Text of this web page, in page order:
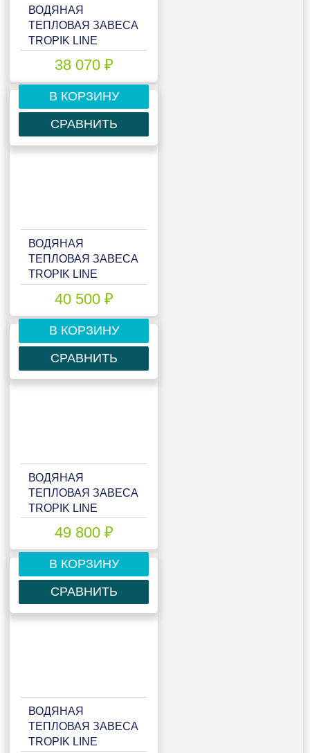
ВОДЯНАЯ
ТЕПЛОВАЯ ЗАВЕСА
TROPIK LINE
38 070 ₽
В КОРЗИНУ
СРАВНИТЬ
ВОДЯНАЯ
ТЕПЛОВАЯ ЗАВЕСА
TROPIK LINE
40 500 ₽
В КОРЗИНУ
СРАВНИТЬ
ВОДЯНАЯ
ТЕПЛОВАЯ ЗАВЕСА
TROPIK LINE
49 800 ₽
В КОРЗИНУ
СРАВНИТЬ
ВОДЯНАЯ
ТЕПЛОВАЯ ЗАВЕСА
TROPIK LINE